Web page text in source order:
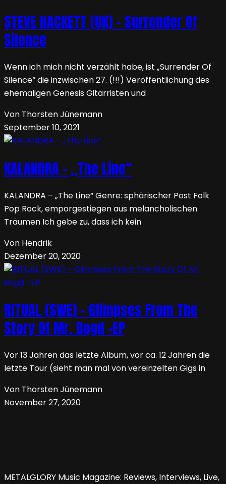
STEVE HACKETT (UK) – Surrender Of
Silence
Wenn ich mich nicht verzählt habe, ist „Surrender Of
Silence“ die inzwischen 27. (!!!) Veröffentlichung des
ehemaligen Genesis Gitarristen und
Von Thorsten Jünemann
September 10, 2021
KALANDRA – „The Line“
KALANDRA – „The Line“ Genre: sphärischer Post Folk
Pop Rock, emporgestiegen aus melancholischen
Träumen Ich gebe zu, dass ich kein
Von Hendrik
Dezember 20, 2020
RITUAL (SWE) – Glimpses From The
Story Of Mr. Bogd -EP
Vor 13 Jahren das letzte Album, vor ca. 12 Jahren die
letzte Tour (sieht man mal von vereinzelten Gigs in
Von Thorsten Jünemann
November 27, 2020
METALGLORY Music Magazine: Reviews, Interviews, Live,